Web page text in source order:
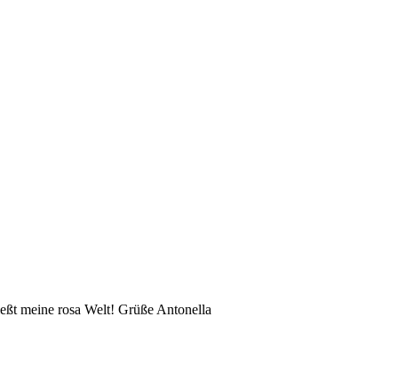
meine rosa Welt! Grüße Antonella